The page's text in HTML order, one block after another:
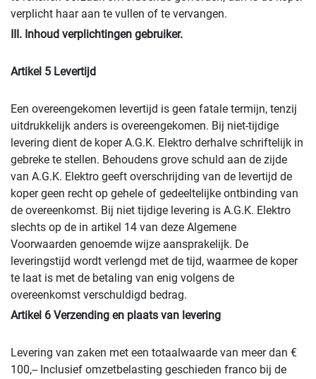
verplicht haar aan te vullen of te vervangen.
III. Inhoud verplichtingen gebruiker.
Artikel 5 Levertijd
Een overeengekomen levertijd is geen fatale termijn, tenzij
uitdrukkelijk anders is overeengekomen. Bij niet-tijdige
levering dient de koper A.G.K. Elektro derhalve schriftelijk in
gebreke te stellen. Behoudens grove schuld aan de zijde
van A.G.K. Elektro geeft overschrijding van de levertijd de
koper geen recht op gehele of gedeeltelijke ontbinding van
de overeenkomst. Bij niet tijdige levering is A.G.K. Elektro
slechts op de in artikel 14 van deze Algemene
Voorwaarden genoemde wijze aansprakelijk. De
leveringstijd wordt verlengd met de tijd, waarmee de koper
te laat is met de betaling van enig volgens de
overeenkomst verschuldigd bedrag.
Artikel 6 Verzending en plaats van levering
Levering van zaken met een totaalwaarde van meer dan €
100,-- Inclusief omzetbelasting geschieden franco bij de